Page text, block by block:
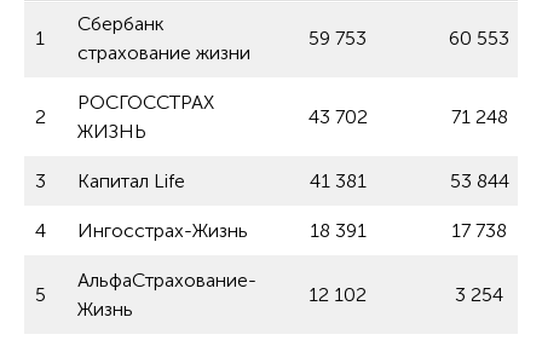
1
Сбербанк
страхование жизни
59 753 60 553
2
РОСГОССТРАХ
ЖИЗНЬ
43 702 71 248
3 Капитал Life 41 381 53 844
4 Ингосстрах-Жизнь 18 391 17 738
5
АльфаСтрахование-
Жизнь
12 102 3 254